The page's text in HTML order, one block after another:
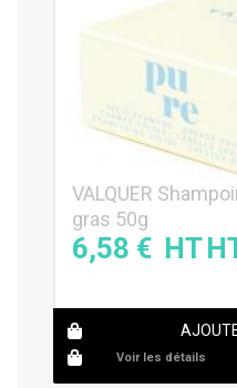
VALQUER
gras 50g
6,58 €
Voir les détails